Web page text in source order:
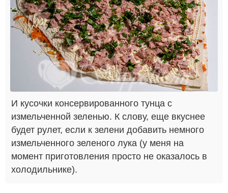
И кусочки консервированного тунца с
измельченной зеленью. К слову, еще вкуснее
будет рулет, если к зелени добавить немного
измельченного зеленого лука (у меня на
момент приготовления просто не оказалось в
холодильнике).